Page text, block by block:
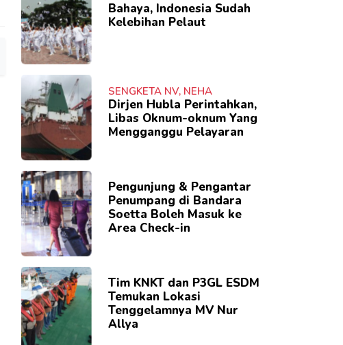
Bahaya, Indonesia Sudah
Kelebihan Pelaut
SENGKETA NV, NEHA
Dirjen Hubla Perintahkan,
Libas Oknum-oknum Yang
Mengganggu Pelayaran
Pengunjung & Pengantar
Penumpang di Bandara
Soetta Boleh Masuk ke
Area Check-in
Tim KNKT dan P3GL ESDM
Temukan Lokasi
Tenggelamnya MV Nur
Allya